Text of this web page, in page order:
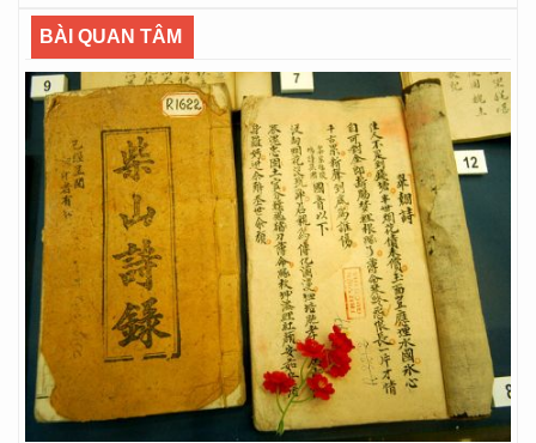
BÀI QUAN TÂM